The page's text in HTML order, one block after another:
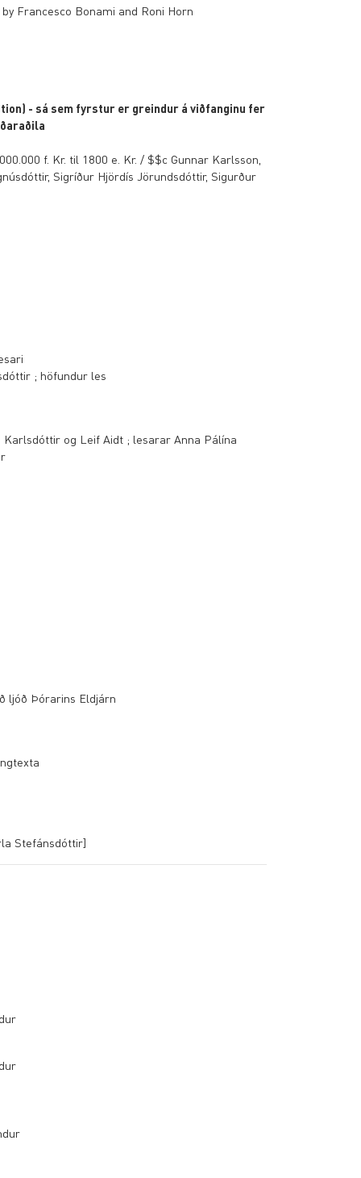
Francesco Bonami and Roni Horn
- sá sem fyrstur er greindur á viðfanginu fer
f. Kr. til 1800 e. Kr. / $$c Gunnar Karlsson,
Sigríður Hjördís Jörundsdóttir, Sigurður
; höfundur les
og Leif Aidt ; lesarar Anna Pálína
ljóð Þórarins Eldjárn
Stefánsdóttir]